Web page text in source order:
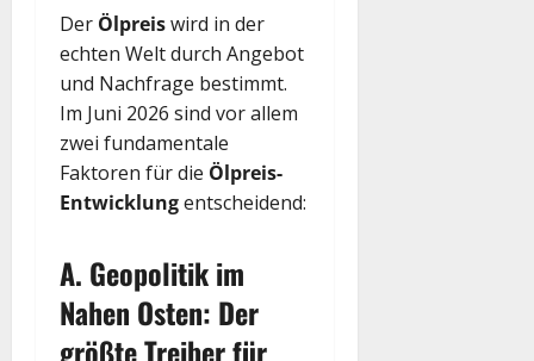
Der Ölpreiswird in der
echten Welt durch Angebot
und Nachfrage bestimmt.
Im Juni 2026 sind vor allem
zwei fundamentale
Faktoren für die Ölpreis-
Entwicklungentscheidend:
A. Geopolitik im
Nahen Osten: Der
größte Treiber für